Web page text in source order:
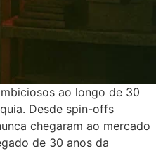
ao longo de 30
Desde spin-offs
chegaram ao mercado
de 30 anos da